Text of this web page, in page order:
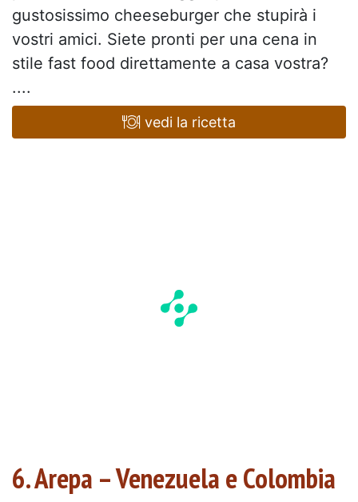
gustosissimo cheeseburger che stupirà i
vostri amici. Siete pronti per una cena in
stile fast food direttamente a casa vostra?
....
vedi la ricetta
6. Arepa – Venezuela e Colombia